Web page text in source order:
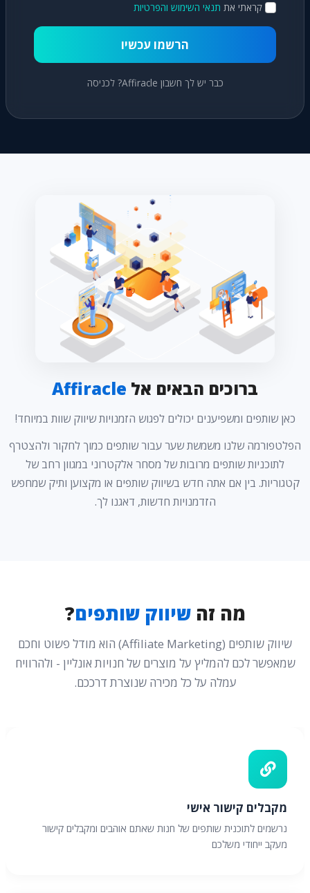
קראתי את תנאי השימוש והפרטיות
הרשמו עכשיו
כבר יש לך חשבון Affiracle? לכניסה
ברוכים הבאים אל Affiracle
כאן שותפים ומשפיענים יכולים לפגוש הזמנויות שיווק שוות במיוחד!
הפלטפורמה שלנו משמשת שער עבור שותפים כמוך לחקור ולהצטרף
לתוכניות שותפים מרובות של מסחר אלקטרוני במגוון רחב של
קטגוריות. בין אם אתה חדש בשיווק שותפים או מקצוען ותיק שמחפש
הזדמנויות חדשות, דאגנו לך.
מה זהשיווק שותפים?
שיווק שותפים (Affiliate Marketing) הוא מודל פשוט וחכם
שמאפשר לכם להמליץ על מוצרים של חנויות אונליין - ולהרוויח
עמלה על כל מכירה שנוצרת דרככם.
מקבלים קישור אישי
נרשמים לתוכנית שותפים של חנות שאתם אוהבים ומקבלים קישור
מעקב ייחודי משלכם